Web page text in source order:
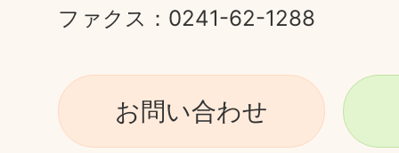
ファクス：0241-62-1288
お問い合わせ